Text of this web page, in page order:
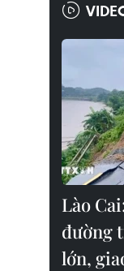
Lào
đường
lớn,